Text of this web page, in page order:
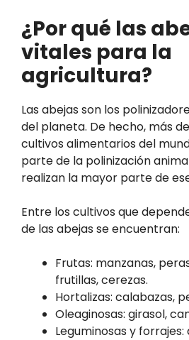
¿Por qué las
vitales para la
agricultura?
Las abejas son los
del planeta. De hecho, más
cultivos alimentarios del
parte de la polinización
realizan la mayor parte de
Entre los cultivos que
de las abejas se encuentran:
Frutas: manzanas,
frutillas, cerezas.
Hortalizas: calabazas,
Oleaginosas: girasol,
Leguminosas y